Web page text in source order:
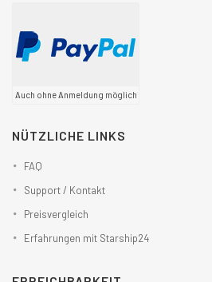
Auch ohne Anmeldung möglich
NÜTZLICHE LINKS
FAQ
Support / Kontakt
Preisvergleich
Erfahrungen mit Starship24